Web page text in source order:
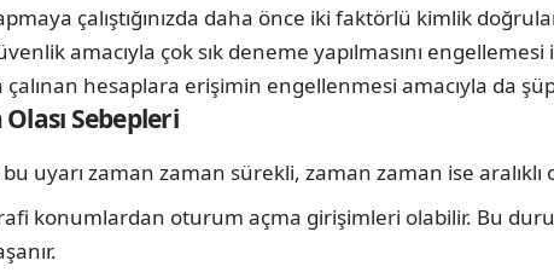
çalıştığınızda daha önce iki faktörlü kimlik
amacıyla çok sık deneme yapılmasını
hesaplara erişimin engellenmesi amacıyla da
Sebepleri
uyarı zaman zaman sürekli, zaman zaman ise aralıklı
konumlardan oturum açma girişimleri olabilir. Bu